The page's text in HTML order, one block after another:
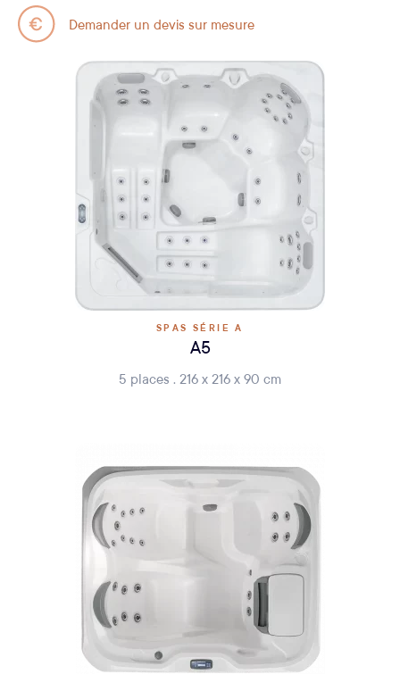
Demander un devis sur mesure
SPAS SÉRIE A
A5
5 places . 216 x 216 x 90 cm